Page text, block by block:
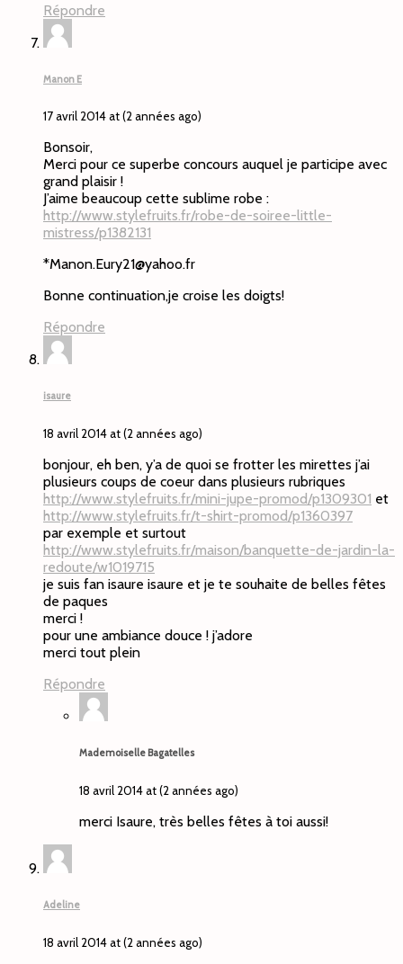
Répondre
Manon E
17 avril 2014 at (2 années ago)
Bonsoir,
Merci pour ce superbe concours auquel je participe avec
grand plaisir !
J’aime beaucoup cette sublime robe :
http://www.stylefruits.fr/robe-de-soiree-little-
mistress/p1382131
*Manon.Eury21@yahoo.fr
Bonne continuation,je croise les doigts!
Répondre
isaure
18 avril 2014 at (2 années ago)
bonjour, eh ben, y’a de quoi se frotter les mirettes j’ai
plusieurs coups de coeur dans plusieurs rubriques
http://www.stylefruits.fr/mini-jupe-promod/p1309301 et
http://www.stylefruits.fr/t-shirt-promod/p1360397
par exemple et surtout
http://www.stylefruits.fr/maison/banquette-de-jardin-la-
redoute/w1019715
je suis fan isaure isaure et je te souhaite de belles fêtes
de paques
merci !
pour une ambiance douce ! j’adore
merci tout plein
Répondre
Mademoiselle Bagatelles
18 avril 2014 at (2 années ago)
merci Isaure, très belles fêtes à toi aussi!
Adeline
18 avril 2014 at (2 années ago)